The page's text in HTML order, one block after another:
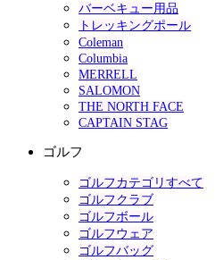
バーベキュー用品
トレッキングポール
Coleman
Columbia
MERRELL
SALOMON
THE NORTH FACE
CAPTAIN STAG
ゴルフ
ゴルフカテゴリすべて
ゴルフクラブ
ゴルフボール
ゴルフウェア
ゴルフバッグ